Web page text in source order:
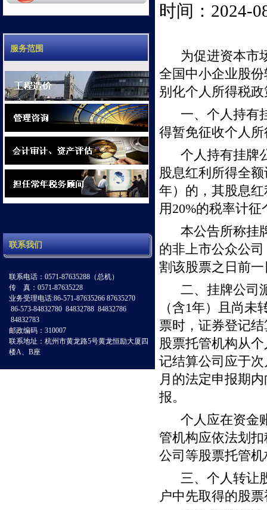
服务范围
联系我们
联系电话：0571-87635288（总机）
传 真：0571-87635228
业务受理电话:86-571-87635266 87635270
86-573-84832780 84832788 84832786
84832783
邮政编码：310007
联系地址：杭州市黄龙路5号黄龙恒励大厦四
楼A、B座
时间：2024-
为促进资本市
全国中小企业股
别化个人所得税
一、个人持有
得暂免征收个人
个人持有挂牌
股息红利所得全
年）的，其股息
用 20%的税率计征
本公告所称挂
的非上市公众公
割该股票之日前
二、挂牌公司
（含1年）且尚未
票时，证券登记
股票托管机构从
记结算公司应于次
月的法定申报期
报。
个人应在资金
管机构应依法划
公司等股票托管
三、个人转让
户中先取得的股